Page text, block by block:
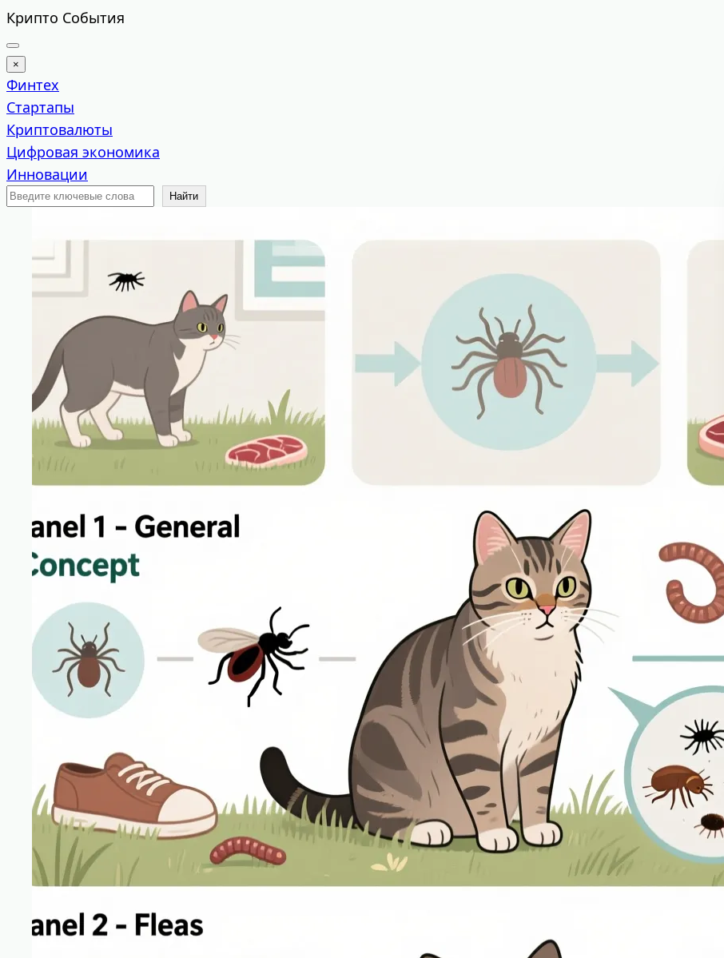
Перейти
к
содержимому
Крипто События
×
Финтех
Стартапы
Криптовалюты
Цифровая экономика
Инновации
Поиск
Найти